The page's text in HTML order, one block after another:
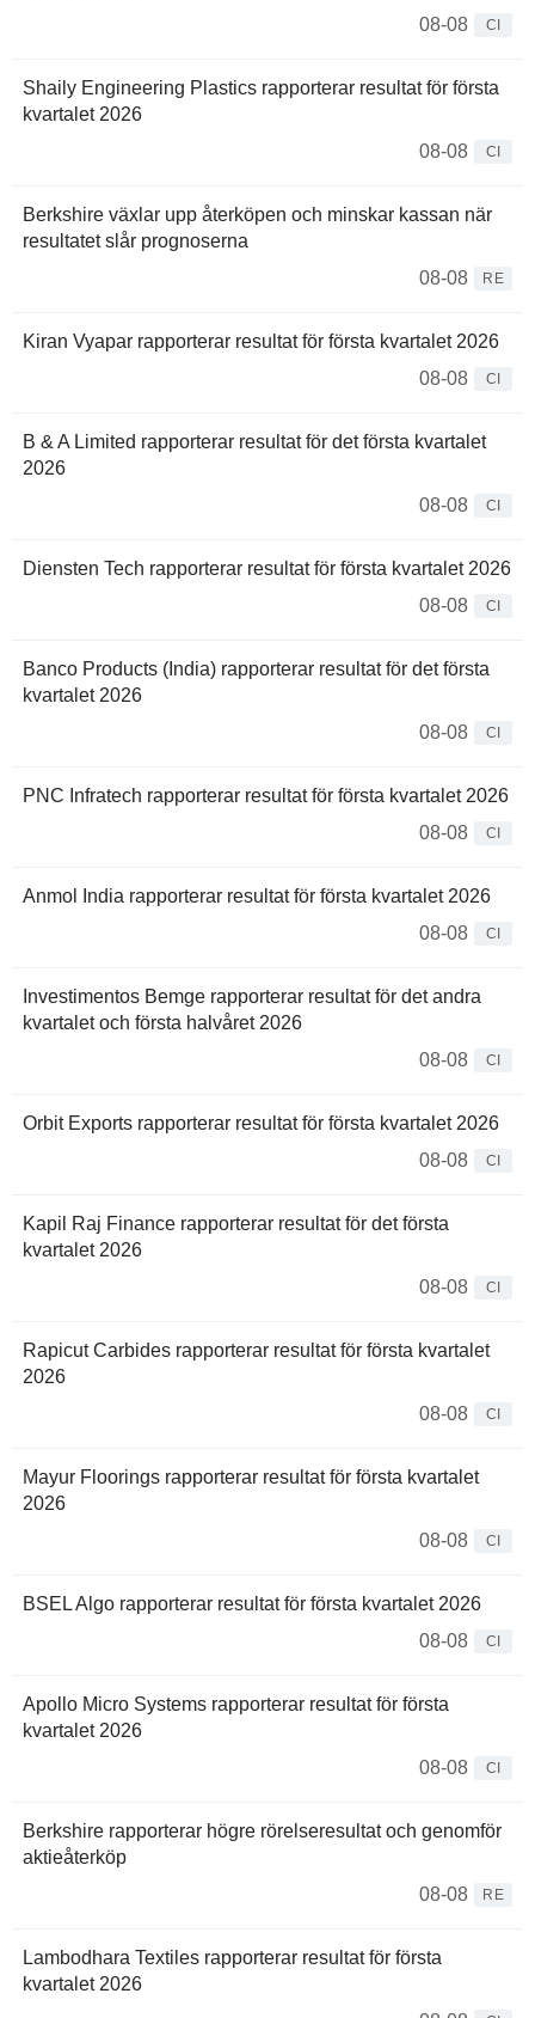
08-08
CI
Shaily Engineering Plastics rapporterar resultat för första
kvartalet 2026
08-08
CI
Berkshire växlar upp återköpen och minskar kassan när
resultatet slår prognoserna
08-08
RE
Kiran Vyapar rapporterar resultat för första kvartalet 2026
08-08
CI
B & A Limited rapporterar resultat för det första kvartalet
2026
08-08
CI
Diensten Tech rapporterar resultat för första kvartalet 2026
08-08
CI
Banco Products (India) rapporterar resultat för det första
kvartalet 2026
08-08
CI
PNC Infratech rapporterar resultat för första kvartalet 2026
08-08
CI
Anmol India rapporterar resultat för första kvartalet 2026
08-08
CI
Investimentos Bemge rapporterar resultat för det andra
kvartalet och första halvåret 2026
08-08
CI
Orbit Exports rapporterar resultat för första kvartalet 2026
08-08
CI
Kapil Raj Finance rapporterar resultat för det första
kvartalet 2026
08-08
CI
Rapicut Carbides rapporterar resultat för första kvartalet
2026
08-08
CI
Mayur Floorings rapporterar resultat för första kvartalet
2026
08-08
CI
BSEL Algo rapporterar resultat för första kvartalet 2026
08-08
CI
Apollo Micro Systems rapporterar resultat för första
kvartalet 2026
08-08
CI
Berkshire rapporterar högre rörelseresultat och genomför
aktieåterköp
08-08
RE
Lambodhara Textiles rapporterar resultat för första
kvartalet 2026